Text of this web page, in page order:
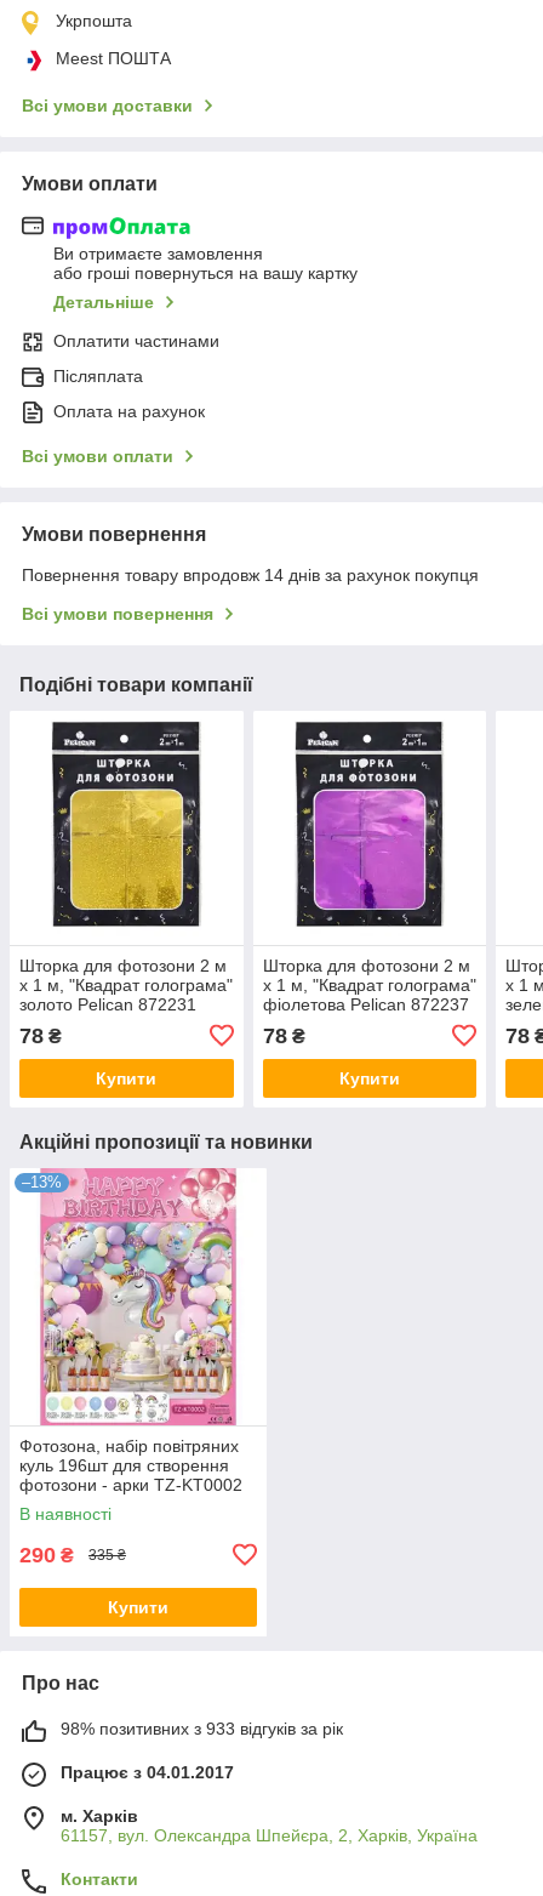
Укрпошта
Meest ПОШТА
Всі умови доставки
Умови оплати
Ви отримаєте замовлення
або гроші повернуться на вашу картку
Детальніше
Оплатити частинами
Післяплата
Оплата на рахунок
Всі умови оплати
Умови повернення
Повернення товару впродовж 14 днів за рахунок покупця
Всі умови повернення
Подібні товари компанії
Шторка для фотозони 2 м
х 1 м, "Квадрат голограма"
золото Pelican 872231
78 ₴
Купити
Шторка для фотозони 2 м
х 1 м, "Квадрат голограма"
фіолетова Pelican 872237
78₴
Купити
х 1
78
Акційні пропозиції та новинки
–13%
Фотозона, набір повітряних
куль 196шт для створення
фотозони - арки TZ-KT0002
KNZ
В наявності
290 ₴ 335 ₴
Купити
Про нас
98% позитивних з 933 відгуків за рік
Працює з 04.01.2017
м. Харків
61157, вул. Олександра Шпейєра, 2, Харків, Україна
Контакти